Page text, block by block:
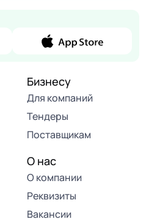
Бизнесу
Для компаний
Тендеры
Поставщикам
О нас
О компании
Реквизиты
Вакансии